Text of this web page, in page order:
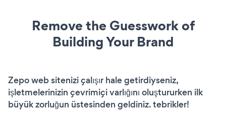
Remove the Guesswork of
Building Your Brand
Zepo web sitenizi çalışır hale getirdiyseniz,
işletmelerinizin çevrimiçi varlığını oluştururken ilk
büyük zorluğun üstesinden geldiniz. tebrikler!